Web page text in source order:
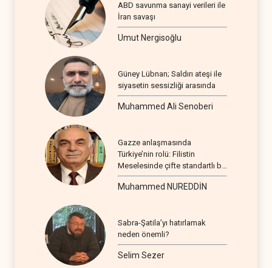
ABD savunma sanayi verileri ile
İran savaşı
Umut Nergisoğlu
Güney Lübnan; Saldırı ateşi ile
siyasetin sessizliği arasında
Muhammed Ali Senoberi
Gazze anlaşmasında
Türkiye’nin rolü: Filistin
Meselesinde çifte standartlı bir
seyir
Muhammed NUREDDİN
Sabra-Şatila’yı hatırlamak
neden önemli?
Selim Sezer